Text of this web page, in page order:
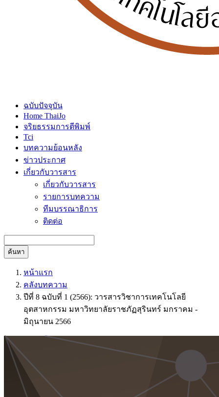
ฉบับปัจจุบัน
Home ThaiJo
จริยธรรมการตีพิมพ์
Tci
บทความย้อนหลัง
ข่าวประกาศ
เกี่ยวกับวารสาร
เกี่ยวกับวารสาร
รายการบทความ
ทีมบรรณาธิการ
ติดต่อ
ค้นหา
หน้าแรก
คลังบทความ
ปีที่ 8 ฉบับที่ 1 (2566): วารสารวิชาการเทคโนโลยี
อุตสาหกรรม มหาวิทยาลัยราชภัฏสุรินทร์ มกราคม -
มิถุนายน 2566